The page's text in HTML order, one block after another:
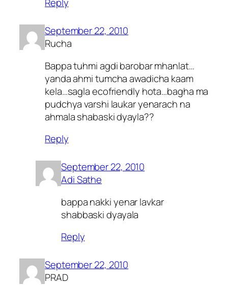
Reply
September 22, 2010
Rucha
Bappa tuhmi agdi barobar mhanlat…
yanda ahmi tumcha awadicha kaam
kela…sagla ecofriendly hota…bagha ma
pudchya varshi laukar yenarach na
ahmala shabaski dyayla??
Reply
September 22, 2010
Adi Sathe
bappa nakki yenar lavkar
shabbaski dyayala
Reply
September 22, 2010
PRAD